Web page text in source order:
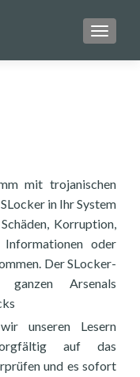
mit trojanischen
in Ihr System
Korruption,
oder
Der SLocker-
Arsenals
unseren Lesern
auf das
und es sofort